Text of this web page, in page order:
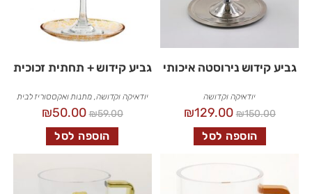
גביע קידוש נירוסטה איכותי
יודאיקה וקדושה
₪150.00
₪129.00
הוספה לסל
גביע קידוש + תחתית זכוכית
יודאיקה וקדושה מתנות ואקססוריז לבית
₪59.00
₪50.00
הוספה לסל